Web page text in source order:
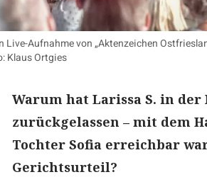
Live-Aufnahme von „Aktenzeichen
Klaus Ortgies
Warum hat Larissa S. in
zurückgelassen – mit dem
Tochter Sofia erreichbar
Gerichtsurteil?